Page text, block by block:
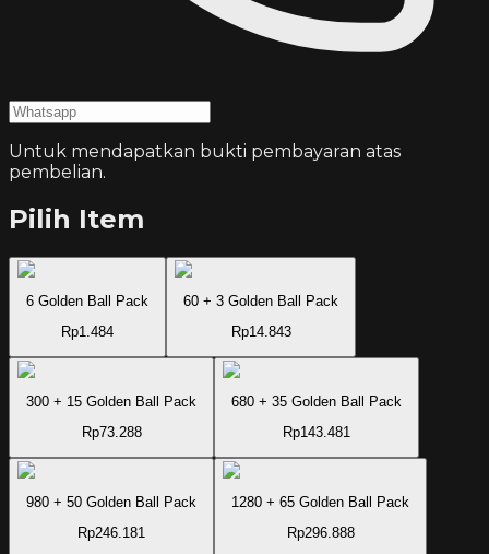
Untuk mendapatkan bukti pembayaran atas
pembelian.
Pilih Item
6 Golden Ball Pack
Rp1.484
60 + 3 Golden Ball Pack
Rp14.843
300 + 15 Golden Ball Pack
Rp73.288
680 + 35 Golden Ball Pack
Rp143.481
980 + 50 Golden Ball Pack
Rp246.181
1280 + 65 Golden Ball Pack
Rp296.888